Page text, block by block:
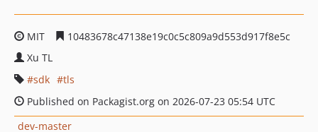
MIT
10483678c47138e19c0c5c809a9d553d917f8e5c
Xu TL
sdk
tls
Published on Packagist.org on 2026-07-23 05:54 UTC
dev-master